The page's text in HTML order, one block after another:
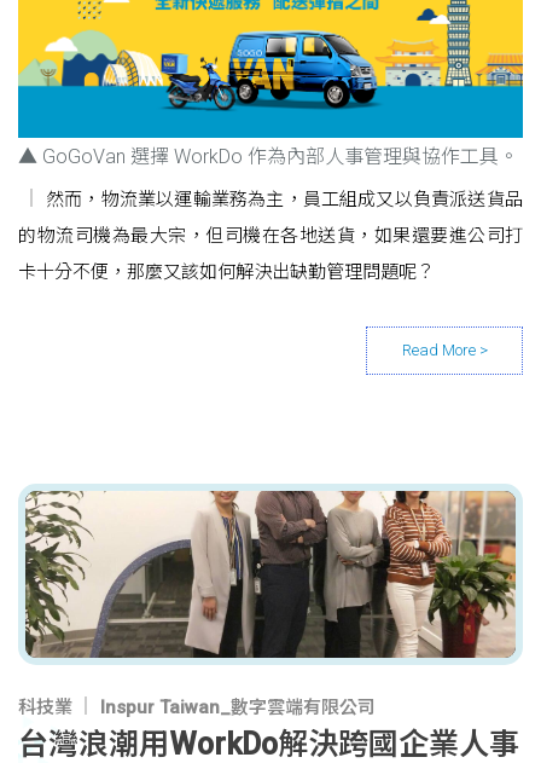
▲ GoGoVan 選擇 WorkDo 作為內部人事管理與協作工具。
然而，物流業以運輸業務為主，員工組成又以負責派送貨品
的物流司機為最大宗，但司機在各地送貨，如果還要進公司打
卡十分不便，那麼又該如何解決出缺勤管理問題呢？
科技業 Inspur Taiwan_數字雲端有限公司
台灣浪潮用WorkDo解決跨國企業人事